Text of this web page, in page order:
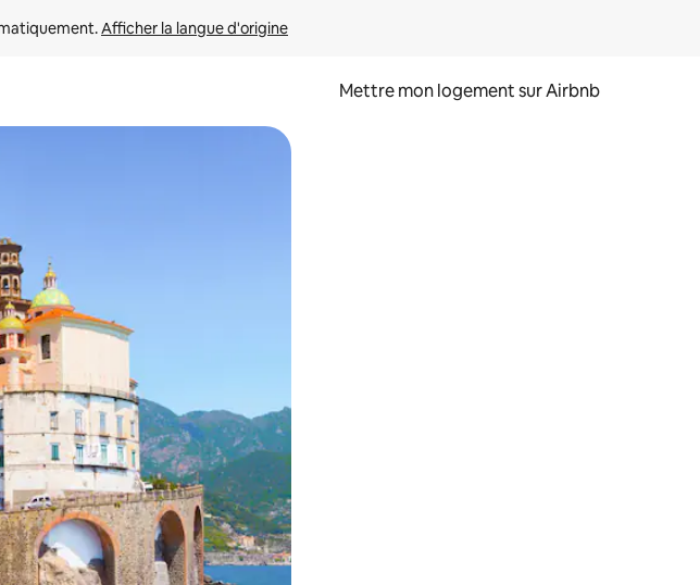
Afficher la langue d'origine
Mettre mon logement sur Airbnb
ou en appuyant et en faisant glisser.